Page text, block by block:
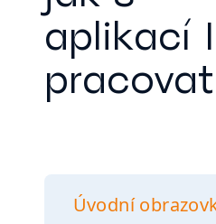
aplikací
pracovat
Úvodní